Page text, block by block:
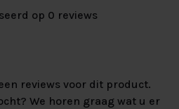
op 0 reviews
reviews voor dit product.
We horen graag wat u er